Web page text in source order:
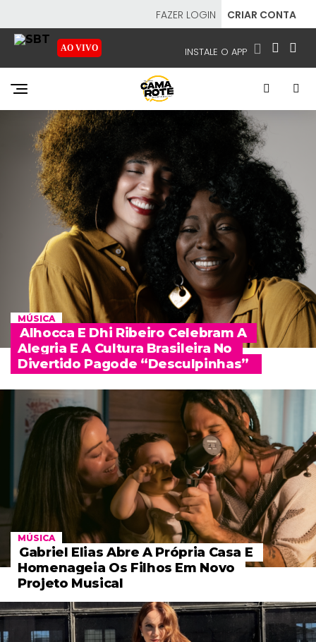
FAZER LOGIN CRIAR CONTA
AO VIVO INSTALE O APP
EMISSORAS
NOSSAS REDES APP TV SBT
SBT- SISTEMA BRASILEIRO DE TELEVISÃO
MÚSICA
Alhocca E Dhi Ribeiro Celebram A
Alegria E A Cultura Brasileira No
Divertido Pagode “Desculpinhas”
MÚSICA
Gabriel Elias Abre A Própria Casa E
Homenageia Os Filhos Em Novo
Projeto Musical